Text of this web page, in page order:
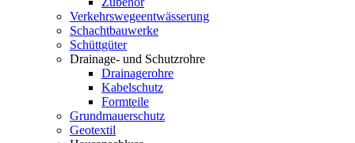
Verkehrswegeentwässerung
Schachtbauwerke
Schüttgüter
Drainage- und Schutzrohre
Drainagerohre
Kabelschutz
Formteile
Grundmauerschutz
Geotextil